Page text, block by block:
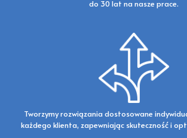
do 30 lat na nasze prace.​
Tworzymy rozwiązania dostosowane
każdego klienta, zapewniając skuteczność i